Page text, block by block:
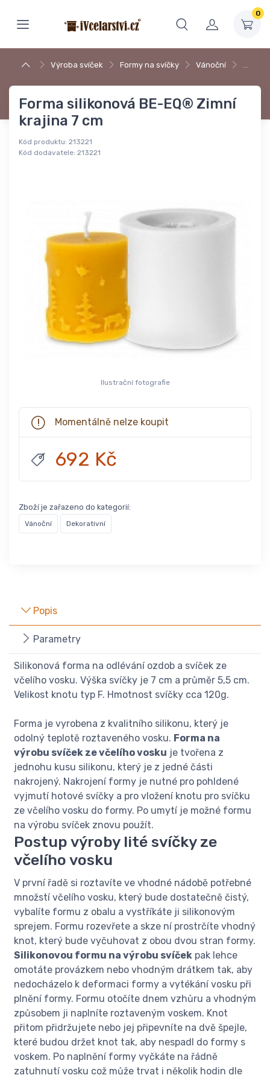
0
Výroba svíček Formy na svíčky Vánoční …
Forma silikonová BE-EQ® Zimní
krajina 7 cm
Kód produktu: 213221
Kód dodavatele: 213221
Ilustrační fotografie
Momentálně nelze koupit
692 Kč
Zboží je zařazeno do kategorií:
Vánoční Dekorativní
Popis
Parametry
Silikonová forma na odlévání ozdob a svíček ze
včelího vosku. Výška svíčky je 7 cm a průměr 5,5 cm.
Velikost knotu typ F. Hmotnost svíčky cca 120g.
Forma je vyrobena z kvalitního silikonu, který je
odolný teplotě roztaveného vosku. Forma na
výrobu svíček ze včelího vosku je tvořena z
jednohu kusu silikonu, který je z jedné části
nakrojený. Nakrojení formy je nutné pro pohldené
vyjmutí hotové svíčky a pro vložení knotu pro svíčku
ze včelího vosku do formy. Po umytí je možné formu
na výrobu svíček znovu použít.
Postup výroby lité svíčky ze
včelího vosku
V první řadě si roztavíte ve vhodné nádobě potřebné
množstí včelího vosku, který bude dostatečně čistý,
vybalíte formu z obalu a vystříkáte ji silikonovým
sprejem. Formu rozevřete a skze ní prostrčíte vhodný
knot, který bude vyčuhovat z obou dvou stran formy.
Silikonovou formu na výrobu svíček pak lehce
omotáte provázkem nebo vhodným drátkem tak, aby
nedocházelo k deformaci formy a vytékání vosku při
plnění formy. Formu otočíte dnem vzhůru a vhodným
způsobem ji naplníte roztaveným voskem. Knot
přitom přidržujete nebo jej připevníte na dvě špejle,
které budou držet knot tak, aby nespadl do formy s
voskem. Po naplnění formy vyčkáte na řádně
zatuhnutí vosku což může trvat i několik hodin dle